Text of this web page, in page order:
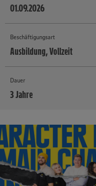
01.09.2026
Beschäftigungsart
Ausbildung, Vollzeit
Dauer
3 Jahre